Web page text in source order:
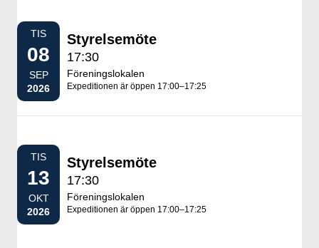
TIS
08
SEP
2026
Styrelsemöte
17:30
Föreningslokalen
Expeditionen är öppen 17:00–17:25
TIS
13
OKT
2026
Styrelsemöte
17:30
Föreningslokalen
Expeditionen är öppen 17:00–17:25